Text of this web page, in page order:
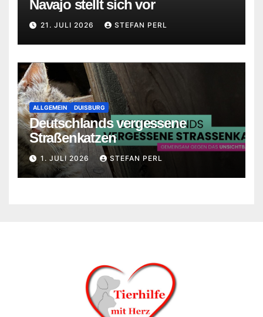
Navajo stellt sich vor
21. JULI 2026 STEFAN PERL
ALLGEMEIN DUISBURG
Deutschlands vergessene
Straßenkatzen
1. JULI 2026 STEFAN PERL